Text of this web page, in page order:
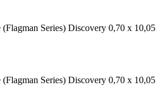
Series) Discovery 0,70 х 10,05
Series) Discovery 0,70 х 10,05